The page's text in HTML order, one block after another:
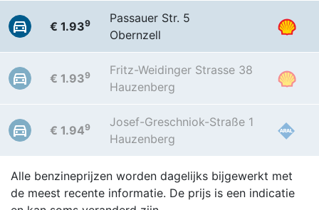
€ 1.939
Passauer Str. 5
Obernzell
€ 1.939
Fritz-Weidinger Strasse 38
Hauzenberg
€ 1.949
Josef-Greschniok-Straße 1
Hauzenberg
Alle benzineprijzen worden dagelijks bijgewerkt met
de meest recente informatie. De prijs is een indicatie